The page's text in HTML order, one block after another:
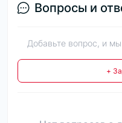
Вопросы и
Добавьте вопрос, и
+